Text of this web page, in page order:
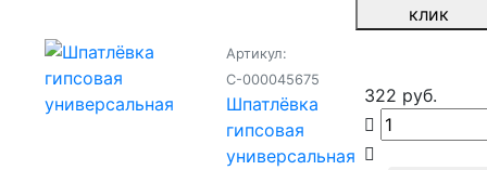
клик
Артикул:
С-000045675
Шпатлёвка
гипсовая
универсальная
322 руб.